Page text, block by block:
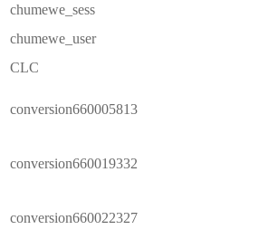
chumewe_sess
chumewe_user
CLC
conversion660005813
conversion660019332
conversion660022327